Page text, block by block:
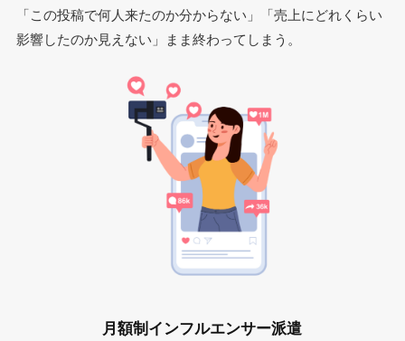
「この投稿で何人来たのか分からない」「売上にどれくらい
影響したのか見えない」まま終わってしまう。
月額制インフルエンサー派遣